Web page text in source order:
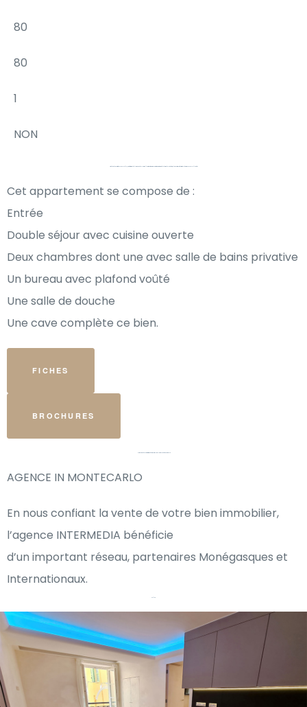
80
80
1
NON
Cet appartement se compose de :
Entrée
Double séjour avec cuisine ouverte
Deux chambres dont une avec salle de bains privative
Un bureau avec plafond voûté
Une salle de douche
Une cave complète ce bien.
FICHES
BROCHURES
AGENCE IN MONTECARLO
En nous confiant la vente de votre bien immobilier,
l’agence INTERMEDIA bénéficie
d’un important réseau, partenaires Monégasques et
Internationaux.